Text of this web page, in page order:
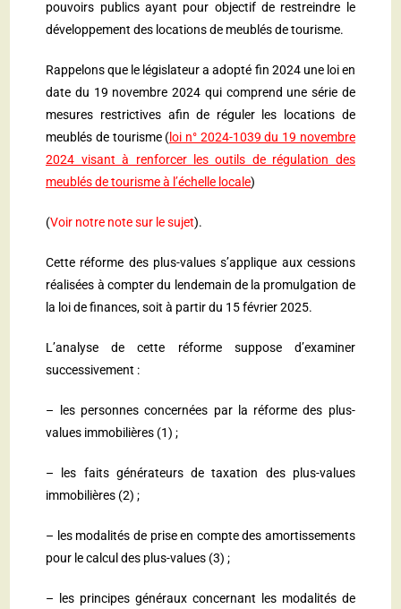
pouvoirs publics ayant pour objectif de restreindre le
développement des locations de meublés de tourisme.
Rappelons que le législateur a adopté fin 2024 une loi en
date du 19 novembre 2024 qui comprend une série de
mesures restrictives afin de réguler les locations de
meublés de tourisme (loi n° 2024-1039 du 19 novembre
2024 visant à renforcer les outils de régulation des
meublés de tourisme à l’échelle locale)
(Voir notre note sur le sujet).
Cette réforme des plus-values s’applique aux cessions
réalisées à compter du lendemain de la promulgation de
la loi de finances, soit à partir du 15 février 2025.
L’analyse de cette réforme suppose d’examiner
successivement :
– les personnes concernées par la réforme des plus-
values immobilières (1) ;
– les faits générateurs de taxation des plus-values
immobilières (2) ;
– les modalités de prise en compte des amortissements
pour le calcul des plus-values (3) ;
– les principes généraux concernant les modalités de